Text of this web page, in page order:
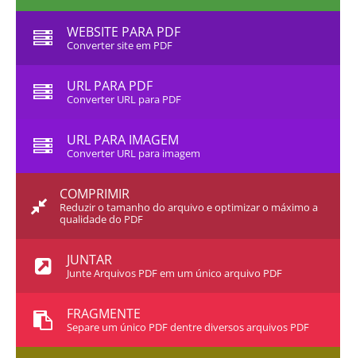
WEBSITE PARA PDF
Converter site em PDF
URL PARA PDF
Converter URL para PDF
URL PARA IMAGEM
Converter URL para imagem
COMPRIMIR
Reduzir o tamanho do arquivo e optimizar o máximo a
qualidade do PDF
JUNTAR
Junte Arquivos PDF em um único arquivo PDF
FRAGMENTE
Separe um único PDF dentre diversos arquivos PDF